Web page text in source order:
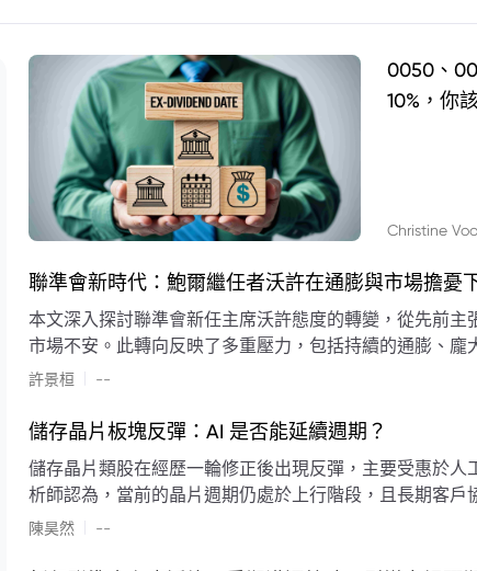
0050、
10%，你
Christine
聯準會新時代：鮑爾繼任者沃許在通膨與市場擔憂
本文深入探討聯準會新任主席沃許態度的轉變，從先前
市場不安。此轉向反映了多重壓力，包括持續的通膨、
素限制了聯準會實施降息或激進縮減資產負債表的空間
許景桓 --
儲存晶片板塊反彈：AI 是否能延續週期？
儲存晶片類股在經歷一輪修正後出現反彈，主要受惠於
析師認為，當前的晶片週期仍處於上行階段，且長期客
限的支撐下，價格預期將持續走高。
陳昊然 --